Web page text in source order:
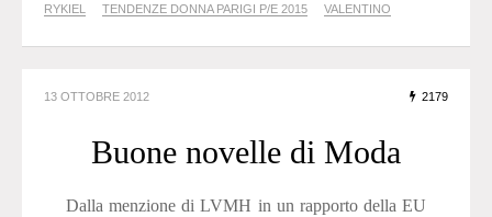
RYKIEL
TENDENZE DONNA PARIGI P/E 2015 VALENTINO
13 OTTOBRE 2012 2179
Buone novelle di Moda
Dalla menzione di LVMH in un rapporto della EU